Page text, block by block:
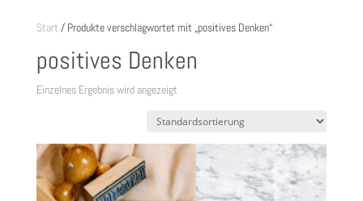
Start / Produkte verschlagwortet mit „positives Denken“
positives Denken
Einzelnes Ergebnis wird angezeigt